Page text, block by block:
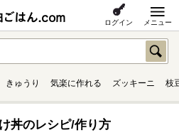
ログイン メニュー
きゅうり 気楽に作れる ズッキーニ 枝
丼のレシピ/作り方